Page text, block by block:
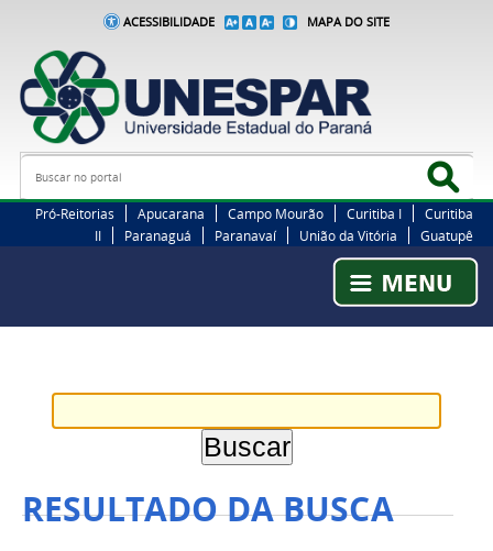
ACESSIBILIDADE MAPA DO SITE
Busca
Pró-Reitorias Apucarana Campo Mourão Curitiba I
Curitiba
II
Paranaguá Paranavaí União da Vitória Guatupê
RESULTADO DA BUSCA